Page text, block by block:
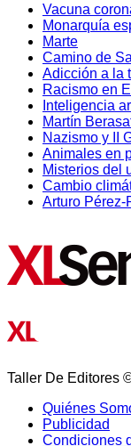
Vacuna
Monarquía
Marte
Camino de
Adicción a la
Racismo en
Inteligencia
Martín
Nazismo y II
Animales en
Misterios del
Cambio
Arturo Pérez-
Taller De Editores
Quiénes
Publicidad
Condiciones